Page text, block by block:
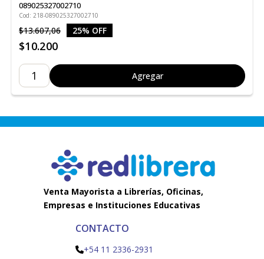
089025327002710
Cod: 218-089025327002710
$13.607,06 25% OFF
$10.200
Agregar
Venta Mayorista a Librerías, Oficinas,
Empresas e Instituciones Educativas
CONTACTO
+54 11 2336-2931